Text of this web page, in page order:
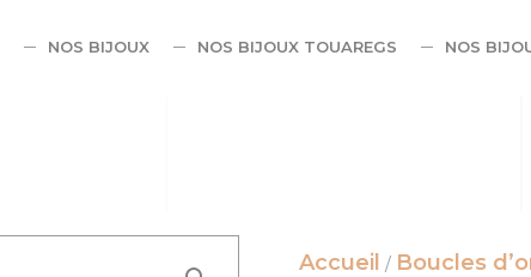
NOS BIJOUX NOS BIJOUX TOUAREGS NOS
Accueil / Boucles